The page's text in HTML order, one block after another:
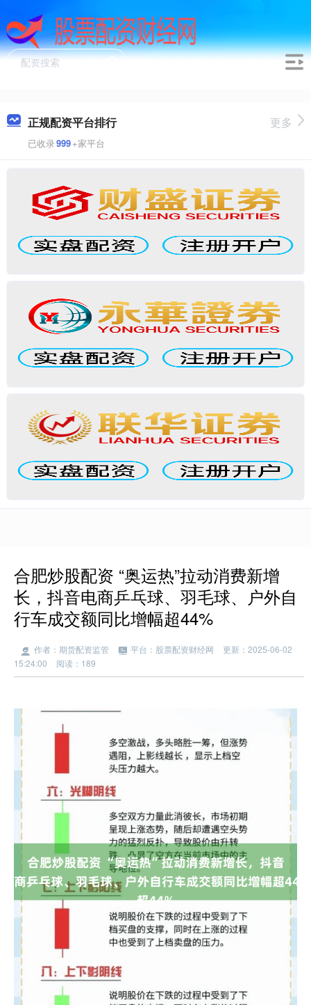
正规配资平台排行
已收录999+家平台
更多
合肥炒股配资 “奥运热”拉动消费新增
长，抖音电商乒乓球、羽毛球、户外自
行车成交额同比增幅超44%
作者：期货配资监管 平台：股票配资财经网
更新：2025-06-02
15:24:00
阅读：189